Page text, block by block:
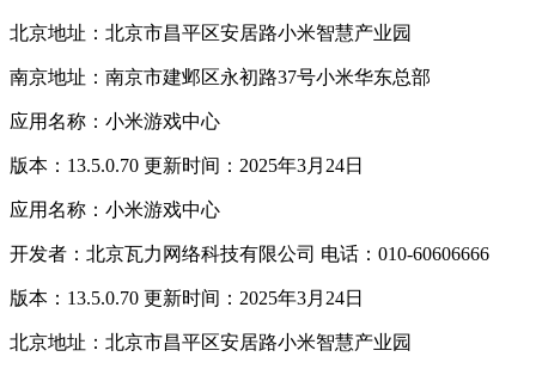
北京地址：北京市昌平区安居路小米智慧产业园
南京地址：南京市建邺区永初路37号小米华东总部
应用名称：小米游戏中心
版本：13.5.0.70 更新时间：2025年3月24日
应用名称：小米游戏中心
开发者：北京瓦力网络科技有限公司 电话：010-60606666
版本：13.5.0.70 更新时间：2025年3月24日
北京地址：北京市昌平区安居路小米智慧产业园